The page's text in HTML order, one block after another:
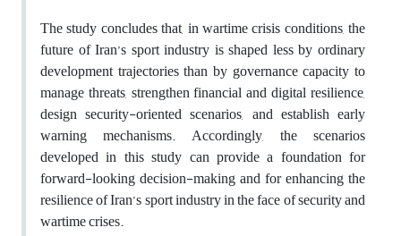
The study concludes that, in wartime crisis conditions, the
future of Iran’s sport industry is shaped less by ordinary
development trajectories than by governance capacity to
manage threats, strengthen financial and digital resilience,
design security-oriented scenarios, and establish early
warning mechanisms. Accordingly, the scenarios
developed in this study can provide a foundation for
forward-looking decision-making and for enhancing the
resilience of Iran’s sport industry in the face of security and
wartime crises.